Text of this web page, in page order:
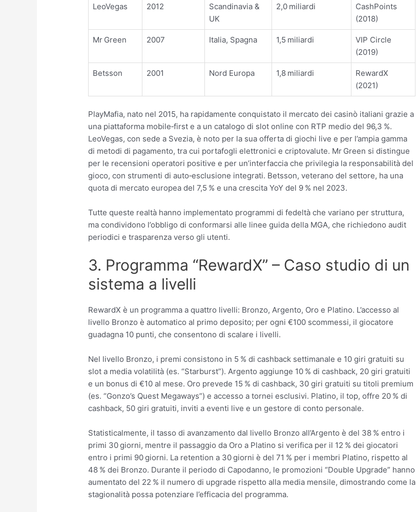
LeoVegas 2012
Scandinavia &
UK
2,0 miliardi
CashPoints
(2018)
Mr Green 2007 Italia, Spagna 1,5 miliardi
VIP Circle
(2019)
Betsson 2001 Nord Europa 1,8 miliardi
RewardX
(2021)
PlayMafia, nato nel 2015, ha rapidamente conquistato il mercato dei casinò italiani grazie a
una piattaforma mobile‑first e a un catalogo di slot online con RTP medio del 96,3 %.
LeoVegas, con sede a Svezia, è noto per la sua offerta di giochi live e per l’ampia gamma
di metodi di pagamento, tra cui portafogli elettronici e criptovalute. Mr Green si distingue
per le recensioni operatori positive e per un’interfaccia che privilegia la responsabilità del
gioco, con strumenti di auto‑esclusione integrati. Betsson, veterano del settore, ha una
quota di mercato europea del 7,5 % e una crescita YoY del 9 % nel 2023.
Tutte queste realtà hanno implementato programmi di fedeltà che variano per struttura,
ma condividono l’obbligo di conformarsi alle linee guida della MGA, che richiedono audit
periodici e trasparenza verso gli utenti.
3. Programma “RewardX” – Caso studio di un
sistema a livelli
RewardX è un programma a quattro livelli: Bronzo, Argento, Oro e Platino. L’accesso al
livello Bronzo è automatico al primo deposito; per ogni €100 scommessi, il giocatore
guadagna 10 punti, che consentono di scalare i livelli.
Nel livello Bronzo, i premi consistono in 5 % di cashback settimanale e 10 giri gratuiti su
slot a media volatilità (es. “Starburst”). Argento aggiunge 10 % di cashback, 20 giri gratuiti
e un bonus di €10 al mese. Oro prevede 15 % di cashback, 30 giri gratuiti su titoli premium
(es. “Gonzo’s Quest Megaways”) e accesso a tornei esclusivi. Platino, il top, offre 20 % di
cashback, 50 giri gratuiti, inviti a eventi live e un gestore di conto personale.
Statisticalmente, il tasso di avanzamento dal livello Bronzo all’Argento è del 38 % entro i
primi 30 giorni, mentre il passaggio da Oro a Platino si verifica per il 12 % dei giocatori
entro i primi 90 giorni. La retention a 30 giorni è del 71 % per i membri Platino, rispetto al
48 % dei Bronzo. Durante il periodo di Capodanno, le promozioni “Double Upgrade” hanno
aumentato del 22 % il numero di upgrade rispetto alla media mensile, dimostrando come la
stagionalità possa potenziare l’efficacia del programma.